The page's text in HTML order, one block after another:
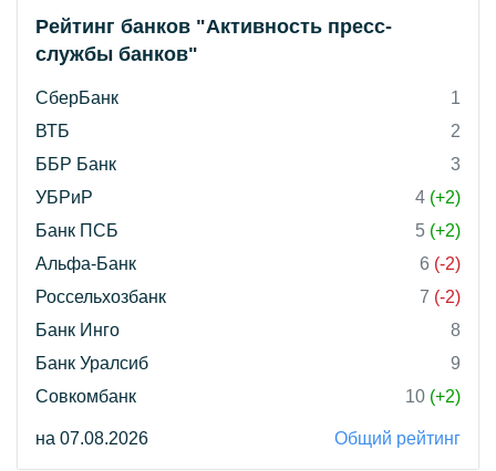
Рейтинг банков "Активность пресс-
службы банков"
СберБанк
1
ВТБ
2
ББР Банк
3
УБРиР
4 (+2)
Банк ПСБ
5 (+2)
Альфа-Банк
6 (-2)
Россельхозбанк
7 (-2)
Банк Инго
8
Банк Уралсиб
9
Совкомбанк
10 (+2)
на 07.08.2026 Общий рейтинг